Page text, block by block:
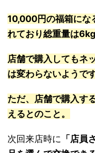
10,000円の福箱にな
れており総重量は
店舗で購入してもネ
は変わらないようで
ただ、店舗で購入す
えるとのこと。
次回来店時に 「店員